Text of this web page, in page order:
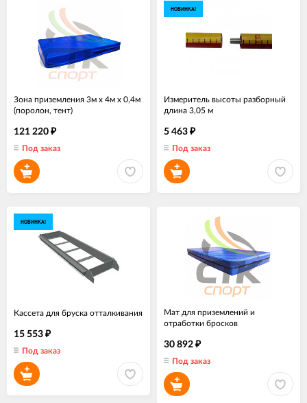
Зона приземления 3м х 4м х 0,4м
(поролон, тент)
121 220 ₽
Под заказ
НОВИНКА!
Измеритель высоты разборный
длина 3,05 м
5 463 ₽
Под заказ
НОВИНКА!
Кассета для бруска отталкивания
15 553 ₽
Под заказ
Мат для приземлений и
отработки бросков
30 892 ₽
Под заказ